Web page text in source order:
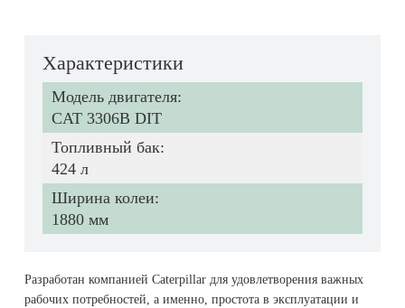
Характеристики
Модель двигателя:
CAT 3306B DIT
Топливный бак:
424 л
Ширина колеи:
1880 мм
Разработан компанией Caterpillar для удовлетворения важных
рабочих потребностей, а именно, простота в эксплуатации и